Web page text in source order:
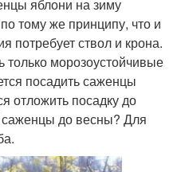
яблони на зиму
тому же принципу, что и
потребует ствол и крона.
морозоустойчивые
посадить саженцы
отложить посадку до
саженцы до весны? Для